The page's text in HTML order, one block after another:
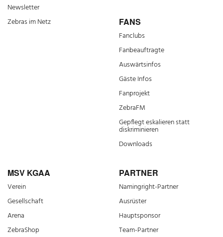
Newsletter
Zebras im Netz
FANS
Fanclubs
Fanbeauftragte
Auswärtsinfos
Gäste Infos
Fanprojekt
ZebraFM
Gepflegt eskalieren statt
diskriminieren
Downloads
MSV KGAA
Verein
Gesellschaft
Arena
ZebraShop
PARTNER
Namingright-Partner
Ausrüster
Hauptsponsor
Team-Partner